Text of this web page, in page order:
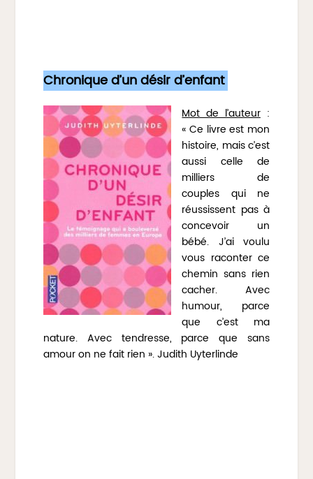
Chronique d’un désir d’enfant
Mot de l’auteur:
« Ce livre est mon
histoire, mais c’est
aussi celle de
milliers de
couples qui ne
réussissent pas à
concevoir un
bébé. J’ai voulu
vous raconter ce
chemin sans rien
cacher. Avec
humour, parce
que c’est ma
nature. Avec tendresse, parce que sans
amour on ne fait rien ». Judith Uyterlinde